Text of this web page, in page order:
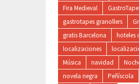
Fira Medieval
gastrotapes granollers
gratis Barcelona
hoteles
localizaciones
Música
navidad
novela negra
Peñíscola